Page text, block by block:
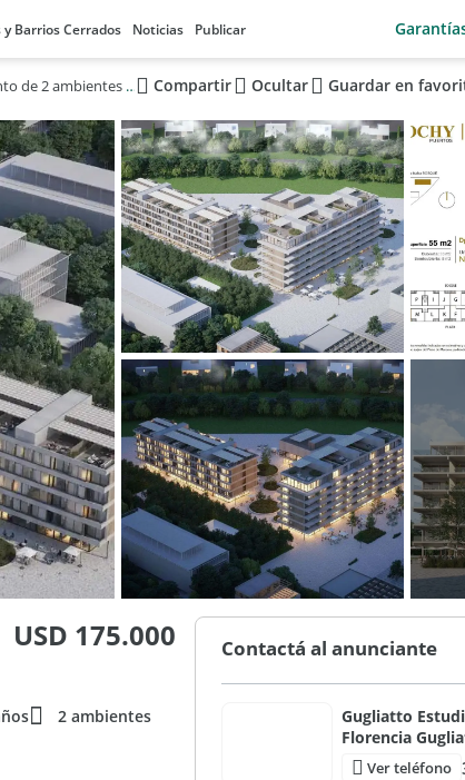
Barrios Cerrados Noticias Publicar
Departamento de 2 ambientes en venta en Puertos Compartir Ocultar Guardar en
USD 175.000
2 ambientes
Contactá al anunciante
Gugliatto
Florencia
CMZC / Mat.
Ver teléfono